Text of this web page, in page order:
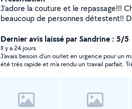
J'adore la couture et le repassage!!!
beaucoup de personnes détestent!!
Dernier avis laissé par Sandrine : 5/5
Il y a 24 jours
J'avais besoin d'un ourlet en urgence pour un
été très rapide et m'a rendu un travail parfait.